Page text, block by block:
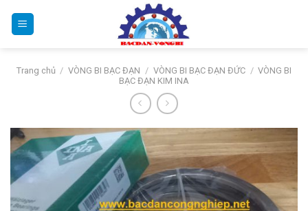
Trang chủ / VÒNG BI BẠC ĐẠN / VÒNG BI BẠC ĐẠN ĐỨC / VÒNG BI
BẠC ĐẠN KIM INA